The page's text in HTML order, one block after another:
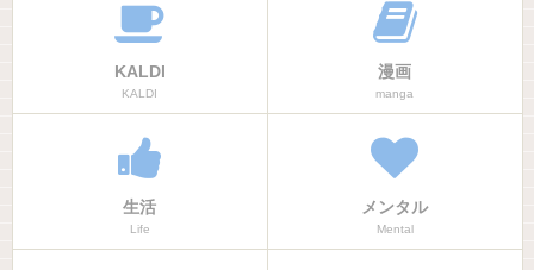
KALDI
KALDI
漫画
manga
生活
Life
メンタル
Mental